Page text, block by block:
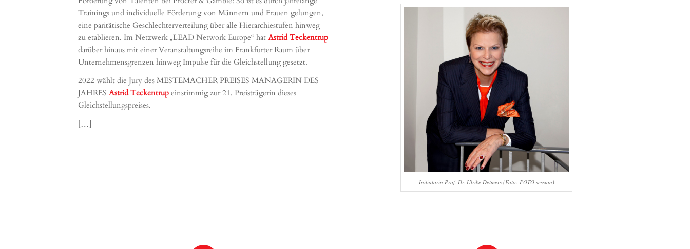
Trainings und individuelle Förderung von Männern und Frauen gelungen,
eine paritätische Geschlechterverteilung über alle Hierarchiestufen hinweg
zu etablieren. Im Netzwerk „LEAD Network Europe“ hat Astrid Teckentrup
darüber hinaus mit einer Veranstaltungsreihe im Frankfurter Raum über
Unternehmensgrenzen hinweg Impulse für die Gleichstellung gesetzt.
2022 wählt die Jury des MESTEMACHER PREISES MANAGERIN DES
JAHRES Astrid Teckentrup einstimmig zur 21. Preisträgerin dieses
Gleichstellungspreises.
[…]
Initiatorin Prof. Dr. Ulrike Detmers (Foto: FOTO session)